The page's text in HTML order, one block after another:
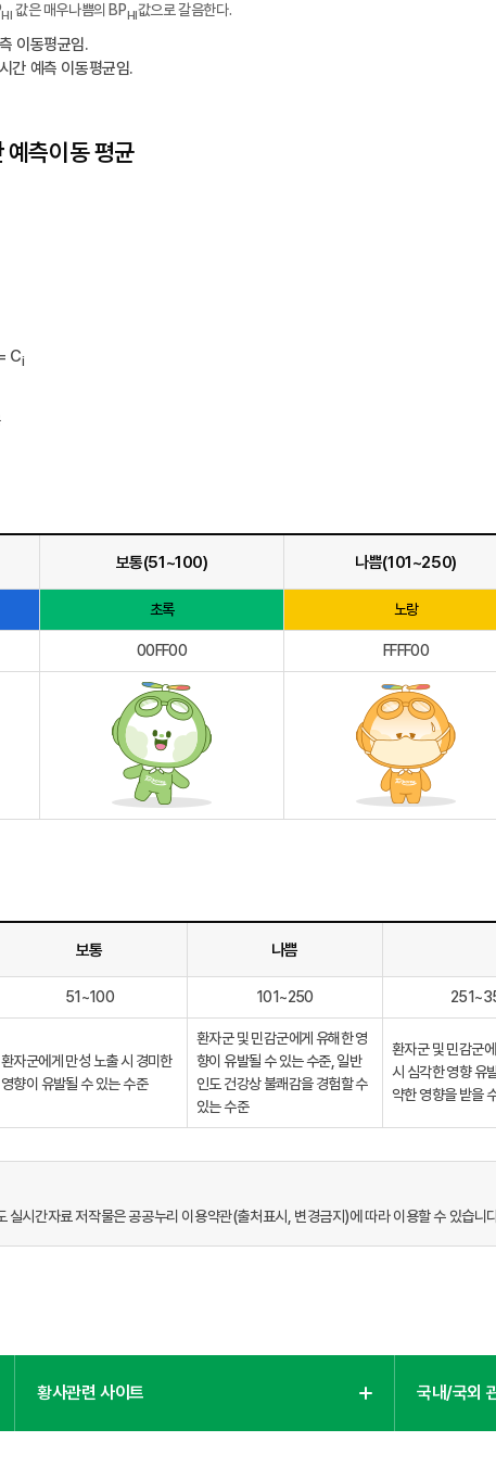
HI 값은 매우나쁨의 BPHI값으로 갈음한다.
이동평균임.
예측 이동평균임.
측이동 평균
Ci
보통(51~100) 나쁨(101~250)
초록 노랑
00FF00 FFFF00
보통 나쁨
51~100 101~250
환자군에게 만성 노출 시 경미한
영향이 유발될 수 있는 수준
환자군 및 민감군에게 유해한 영
향이 유발될 수 있는 수준, 일반
인도 건강상 불쾌감을 경험할 수
있는 수준
환자군 및 민감군
시 심각한 영향 유
약한 영향을 받을
실시간자료 저작물은 공공누리 이용약관(출처표시, 변경금지)에 따라 이용할 수 있습니
황사관련 사이트 국내/국외